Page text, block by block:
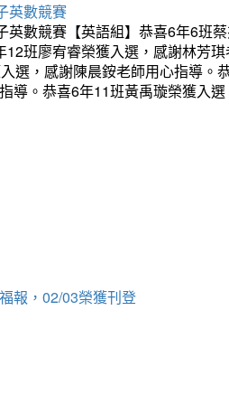
英數競賽
英數競賽【英語組】恭喜6年6班
班廖宥睿榮獲入選，感謝林芳
選，感謝陳晨銨老師用心指導
導。恭喜6年11班黃禹璇榮獲入
報，02/03榮獲刊登